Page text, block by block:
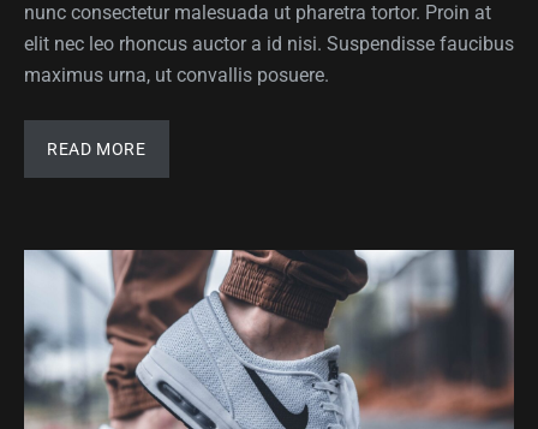
nunc consectetur malesuada ut pharetra tortor. Proin at
elit nec leo rhoncus auctor a id nisi. Suspendisse faucibus
maximus urna, ut convallis posuere.
READ MORE